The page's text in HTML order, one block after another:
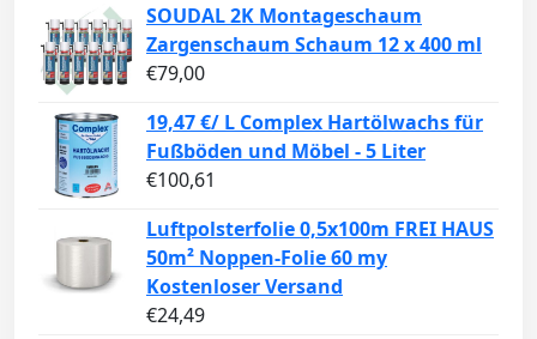
SOUDAL 2K Montageschaum
Zargenschaum Schaum 12 x 400 ml
€79,00
19,47 €/ L Complex Hartölwachs für
Fußböden und Möbel - 5 Liter
€100,61
Luftpolsterfolie 0,5x100m FREI HAUS
50m² Noppen-Folie 60 my
Kostenloser Versand
€24,49